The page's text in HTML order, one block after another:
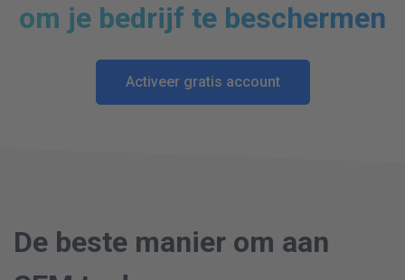
om je bedrijf te beschermen
Activeer gratis account
De beste manier om aan